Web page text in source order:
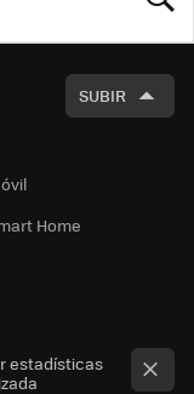
SUBIR
Home
estadísticas